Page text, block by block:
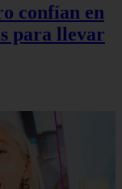
confían en
para llevar